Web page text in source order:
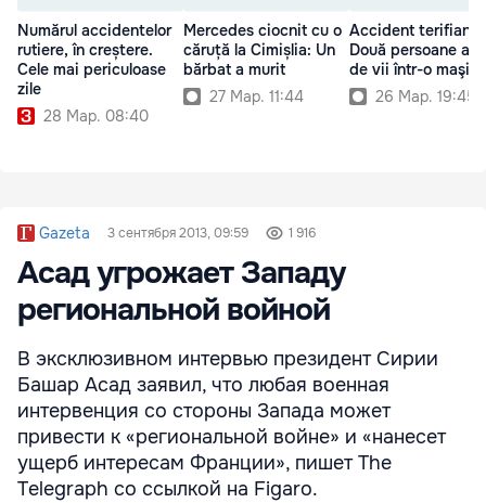
Numărul accidentelor
rutiere, în creștere.
Cele mai periculoase
zile
28 Мар. 08:40
Mercedes ciocnit cu o
căruță la Cimișlia: Un
bărbat a murit
27 Мар. 11:44
Accident terifiant:
Două persoane au
de vii într-o maşină
26 Мар. 19:45
Gazeta 3 сентября 2013, 09:59 1 916
Асад угрожает Западу
региональной войной
В эксклюзивном интервью президент Сирии
Башар Асад заявил, что любая военная
интервенция со стороны Запада может
привести к «региональной войне» и «нанесет
ущерб интересам Франции», пишет The
Telegraph со ссылкой на Figaro.